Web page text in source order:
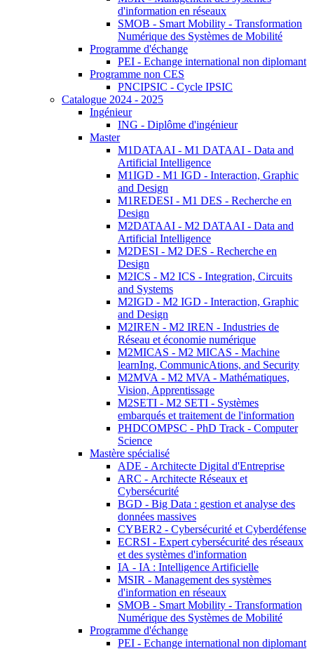
d'information en réseaux
SMOB - Smart Mobility - Transformation
Numérique des Systèmes de Mobilité
Programme d'échange
PEI - Echange international non diplomant
Programme non CES
PNCIPSIC - Cycle IPSIC
Catalogue 2024 - 2025
Ingénieur
ING - Diplôme d'ingénieur
Master
M1DATAAI - M1 DATAAI - Data and
Artificial Intelligence
M1IGD - M1 IGD - Interaction, Graphic
and Design
M1REDESI - M1 DES - Recherche en
Design
M2DATAAI - M2 DATAAI - Data and
Artificial Intelligence
M2DESI - M2 DES - Recherche en
Design
M2ICS - M2 ICS - Integration, Circuits
and Systems
M2IGD - M2 IGD - Interaction, Graphic
and Design
M2IREN - M2 IREN - Industries de
Réseau et économie numérique
M2MICAS - M2 MICAS - Machine
learnIng, CommunicAtions, and Security
M2MVA - M2 MVA - Mathématiques,
Vision, Apprentissage
M2SETI - M2 SETI - Systèmes
embarqués et traitement de l'information
PHDCOMPSC - PhD Track - Computer
Science
Mastère spécialisé
ADE - Architecte Digital d'Entreprise
ARC - Architecte Réseaux et
Cybersécurité
BGD - Big Data : gestion et analyse des
données massives
CYBER2 - Cybersécurité et Cyberdéfense
ECRSI - Expert cybersécurité des réseaux
et des systèmes d'information
IA - IA : Intelligence Artificielle
MSIR - Management des systèmes
d'information en réseaux
SMOB - Smart Mobility - Transformation
Numérique des Systèmes de Mobilité
Programme d'échange
PEI - Echange international non diplomant